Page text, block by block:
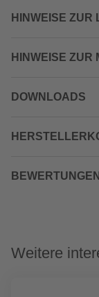
HINWEISE ZUR
HINWEISE ZUR
DOWNLOADS
BEWERTUNGEN
Weitere